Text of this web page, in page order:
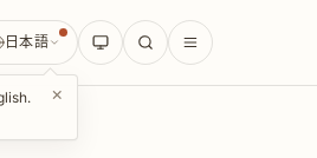
日本語
×